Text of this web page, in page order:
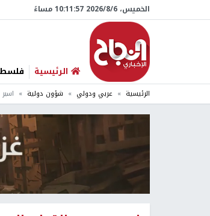
الخميس، 6/‏8/‏2026 10:11:58 مساءً
الرئيسية
الرئيسية عربي ودولي شؤون دولية